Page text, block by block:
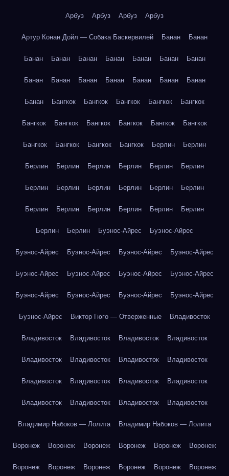
Арбуз Арбуз Арбуз Арбуз
Артур Конан Дойл — Собака Баскервилей Банан Банан
Банан Банан Банан Банан Банан Банан Банан
Банан Банан Банан Банан Банан Банан Банан
Банан Бангкок Бангкок Бангкок Бангкок Бангкок
Бангкок Бангкок Бангкок Бангкок Бангкок Бангкок
Бангкок Бангкок Бангкок Бангкок Берлин Берлин
Берлин Берлин Берлин Берлин Берлин Берлин
Берлин Берлин Берлин Берлин Берлин Берлин
Берлин Берлин Берлин Берлин Берлин Берлин
Берлин Берлин Буэнос-Айрес Буэнос-Айрес
Буэнос-Айрес Буэнос-Айрес Буэнос-Айрес Буэнос-Айрес
Буэнос-Айрес Буэнос-Айрес Буэнос-Айрес Буэнос-Айрес
Буэнос-Айрес Буэнос-Айрес Буэнос-Айрес Буэнос-Айрес
Буэнос-Айрес Виктор Гюго — Отверженные Владивосток
Владивосток Владивосток Владивосток Владивосток
Владивосток Владивосток Владивосток Владивосток
Владивосток Владивосток Владивосток Владивосток
Владивосток Владивосток Владивосток Владивосток
Владимир Набоков — Лолита Владимир Набоков — Лолита
Воронеж Воронеж Воронеж Воронеж Воронеж Воронеж
Воронеж Воронеж Воронеж Воронеж Воронеж Воронеж